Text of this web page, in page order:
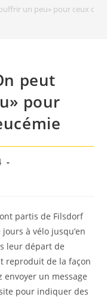
un peu» pour ceux qui
peut
pour
partis de Filsdorf
à vélo jusqu’en
leur départ de
reproduit de la façon
un message
pour indiquer des